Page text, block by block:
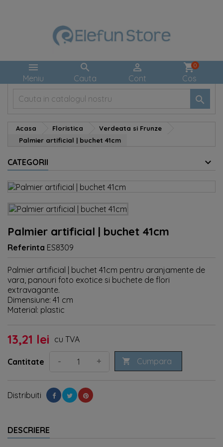

Meniu

Cauta

Cont
shopping_cart
Cos
0

Acasa Floristica
Verdeata si Frunze
Palmier artificial | buchet 41cm
CATEGORII
Palmier artificial | buchet 41cm
Referinta ES8309
Palmier artificial | buchet 41cm pentru aranjamente de
vara, panouri foto exotice si buchete de flori
extravagante.
Dimensiune: 41 cm
Material: plastic
13,21 lei cu TVA
Cantitate - +  Cumpara
Distribuiti
DESCRIERE